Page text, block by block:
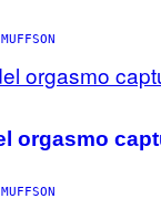
orgasmo